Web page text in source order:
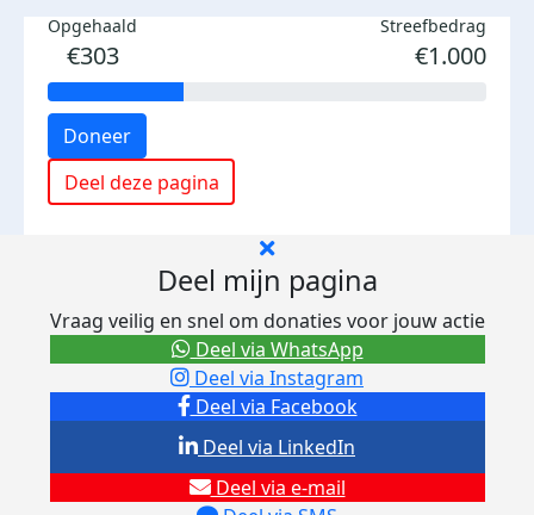
Opgehaald
€303
Streefbedrag
€1.000
Doneer
Deel deze pagina
Deel mijn pagina
Vraag veilig en snel om donaties voor jouw actie
Deel via Facebook
Deel via Instagram
Deel via e-mail
Deel via LinkedIn
Deel via WhatsApp